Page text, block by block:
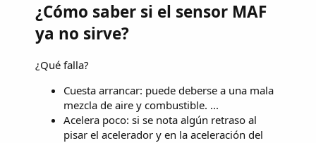
¿Cómo saber si el sensor MAF
ya no sirve?
¿Qué falla?
Cuesta arrancar: puede deberse a una mala
mezcla de aire y combustible. ...
Acelera poco: si se nota algún retraso al
pisar el acelerador y en la aceleración del